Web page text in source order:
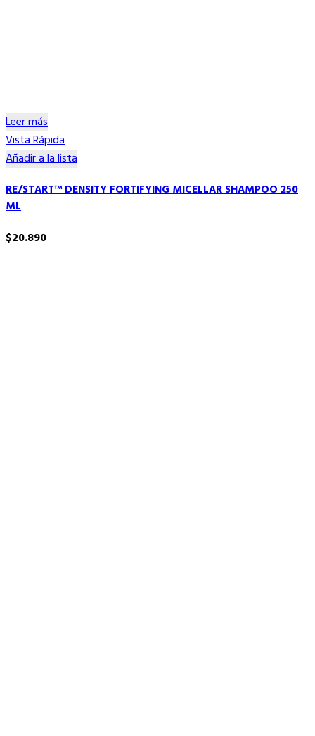
Leer más
Vista Rápida
Añadir a la lista
RE/START™ DENSITY FORTIFYING MICELLAR SHAMPOO 250
ML
$20.890